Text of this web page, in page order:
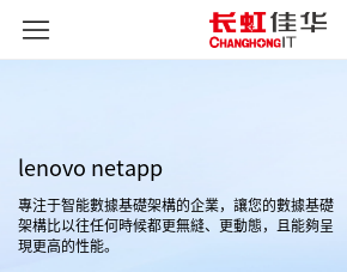
lenovo netapp
專注于智能數據基礎架構的企業，讓您的數據基礎
架構比以往任何時候都更無縫、更動態，且能夠呈
現更高的性能。